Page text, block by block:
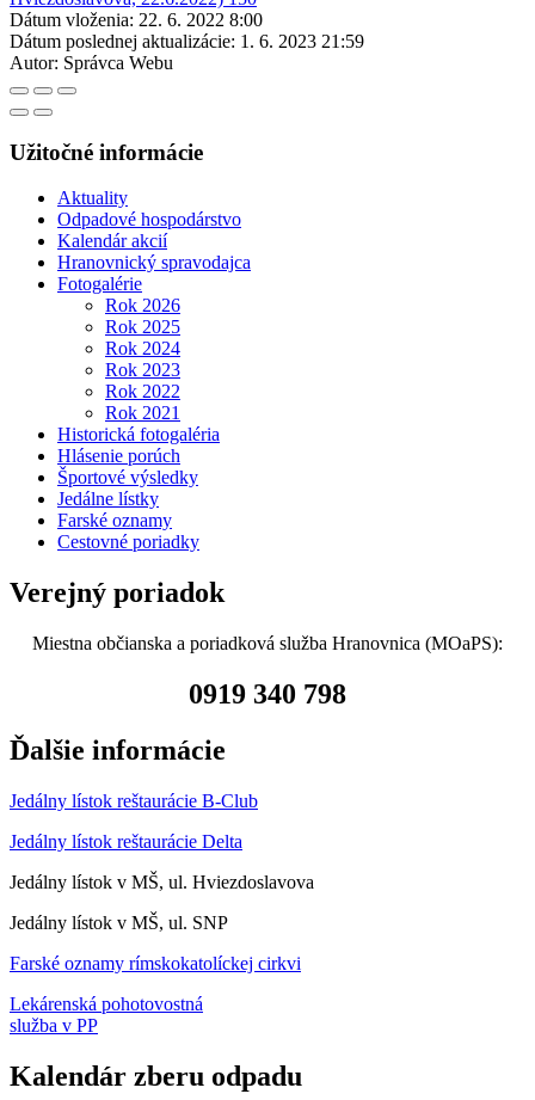
Dátum vloženia: 22. 6. 2022 8:00
Dátum poslednej aktualizácie: 1. 6. 2023 21:59
Autor: Správca Webu
Užitočné informácie
Aktuality
Odpadové hospodárstvo
Kalendár akcií
Hranovnický spravodajca
Fotogalérie
Rok 2026
Rok 2025
Rok 2024
Rok 2023
Rok 2022
Rok 2021
Historická fotogaléria
Hlásenie porúch
Športové výsledky
Jedálne lístky
Farské oznamy
Cestovné poriadky
Verejný poriadok
Miestna občianska a poriadková služba Hranovnica (MOaPS):
0919 340 798
Ďalšie informácie
Jedálny lístok reštaurácie B-Club
Jedálny lístok reštaurácie Delta
Jedálny lístok v MŠ, ul. Hviezdoslavova
Jedálny lístok v MŠ, ul. SNP
Farské oznamy rímskokatolíckej cirkvi
Lekárenská pohotovostná
služba v PP
Kalendár zberu odpadu